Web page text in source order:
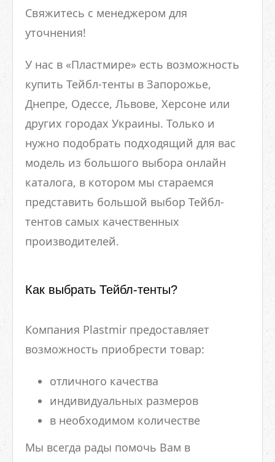
Свяжитесь с менеджером для
уточнения!
У нас в «Пластмире» есть возможность
купить Тейбл-тенты в Запорожье,
Днепре, Одессе, Львове, Херсоне или
других городах Украины. Только и
нужно подобрать подходящий для вас
модель из большого выбора онлайн
каталога, в котором мы стараемся
представить большой выбор Тейбл-
тентов самых качественных
производителей.
Как выбрать Тейбл-тенты?
Компания Plastmir предоставляет
возможность приобрести товар:
отличного качества
индивидуальных размеров
в необходимом количестве
Мы всегда рады помочь Вам в